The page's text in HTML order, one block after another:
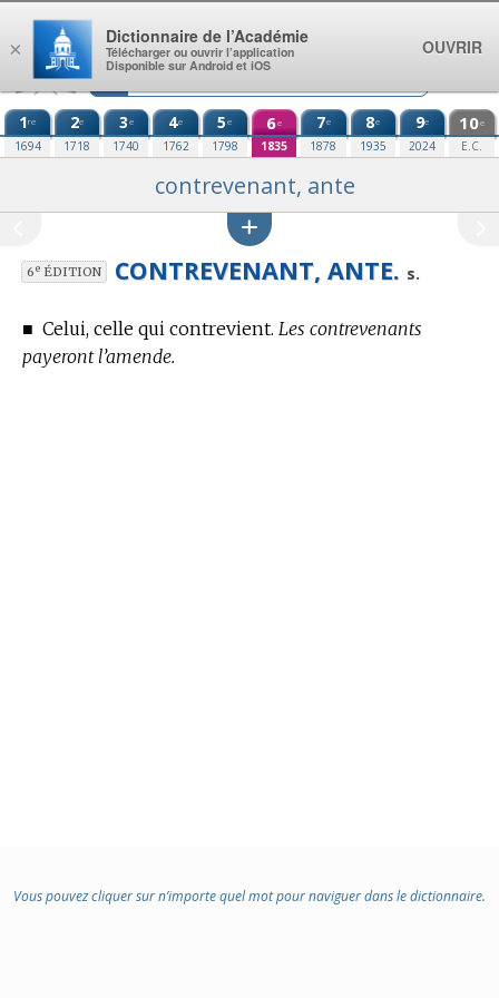
Aller au contenu
1re
1694
2e
1718
3e
1740
4e
1762
5e
1798
6e
1835
7e
1878
8e
1935
9e
2024
10e
E.C.
contrevenant, ante
6eÉDITION CONTREVENANT, ANTE. s.
■ Celui, celle qui contrevient. Les contrevenants
payeront l’amende.
Vous pouvez cliquer sur n’importe quel mot pour naviguer dans le dictionnaire.
×
Dictionnaire de l’Académie
Télécharger ou ouvrir l’application
Disponible sur Android et iOS
OUVRIR